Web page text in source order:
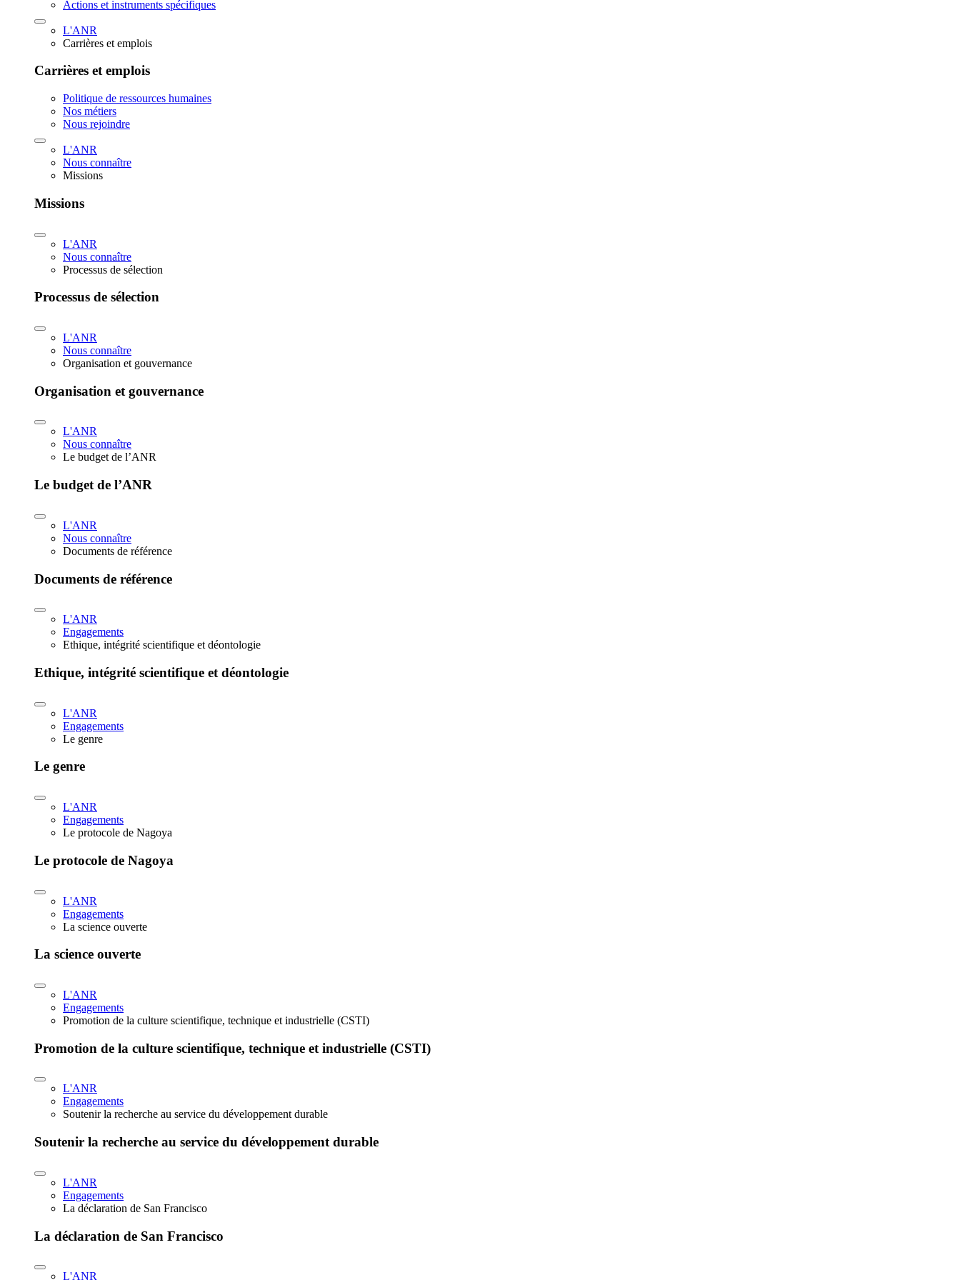
Actions et instruments spécifiques
L'ANR
Carrières et emplois
Carrières et emplois
Politique de ressources humaines
Nos métiers
Nous rejoindre
L'ANR
Nous connaître
Missions
Missions
L'ANR
Nous connaître
Processus de sélection
Processus de sélection
L'ANR
Nous connaître
Organisation et gouvernance
Organisation et gouvernance
L'ANR
Nous connaître
Le budget de l’ANR
Le budget de l’ANR
L'ANR
Nous connaître
Documents de référence
Documents de référence
L'ANR
Engagements
Ethique, intégrité scientifique et déontologie
Ethique, intégrité scientifique et déontologie
L'ANR
Engagements
Le genre
Le genre
L'ANR
Engagements
Le protocole de Nagoya
Le protocole de Nagoya
L'ANR
Engagements
La science ouverte
La science ouverte
L'ANR
Engagements
Promotion de la culture scientifique, technique et industrielle (CSTI)
Promotion de la culture scientifique, technique et industrielle (CSTI)
L'ANR
Engagements
Soutenir la recherche au service du développement durable
Soutenir la recherche au service du développement durable
L'ANR
Engagements
La déclaration de San Francisco
La déclaration de San Francisco
L'ANR